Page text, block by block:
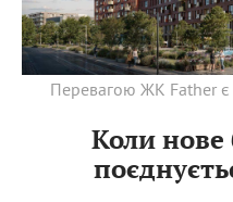
Перевагою ЖК Father
Коли нове